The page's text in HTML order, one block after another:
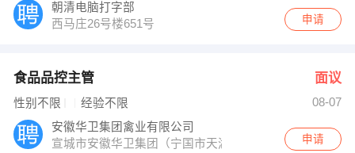
朝清电脑打字部
西马庄26号楼651号
申请
食品品控主管 面议
性别不限 经验不限
08-07
安徽华卫集团禽业有限公司
宣城市安徽华卫集团（宁国市天湖镇纪律检查委员会西北
申请